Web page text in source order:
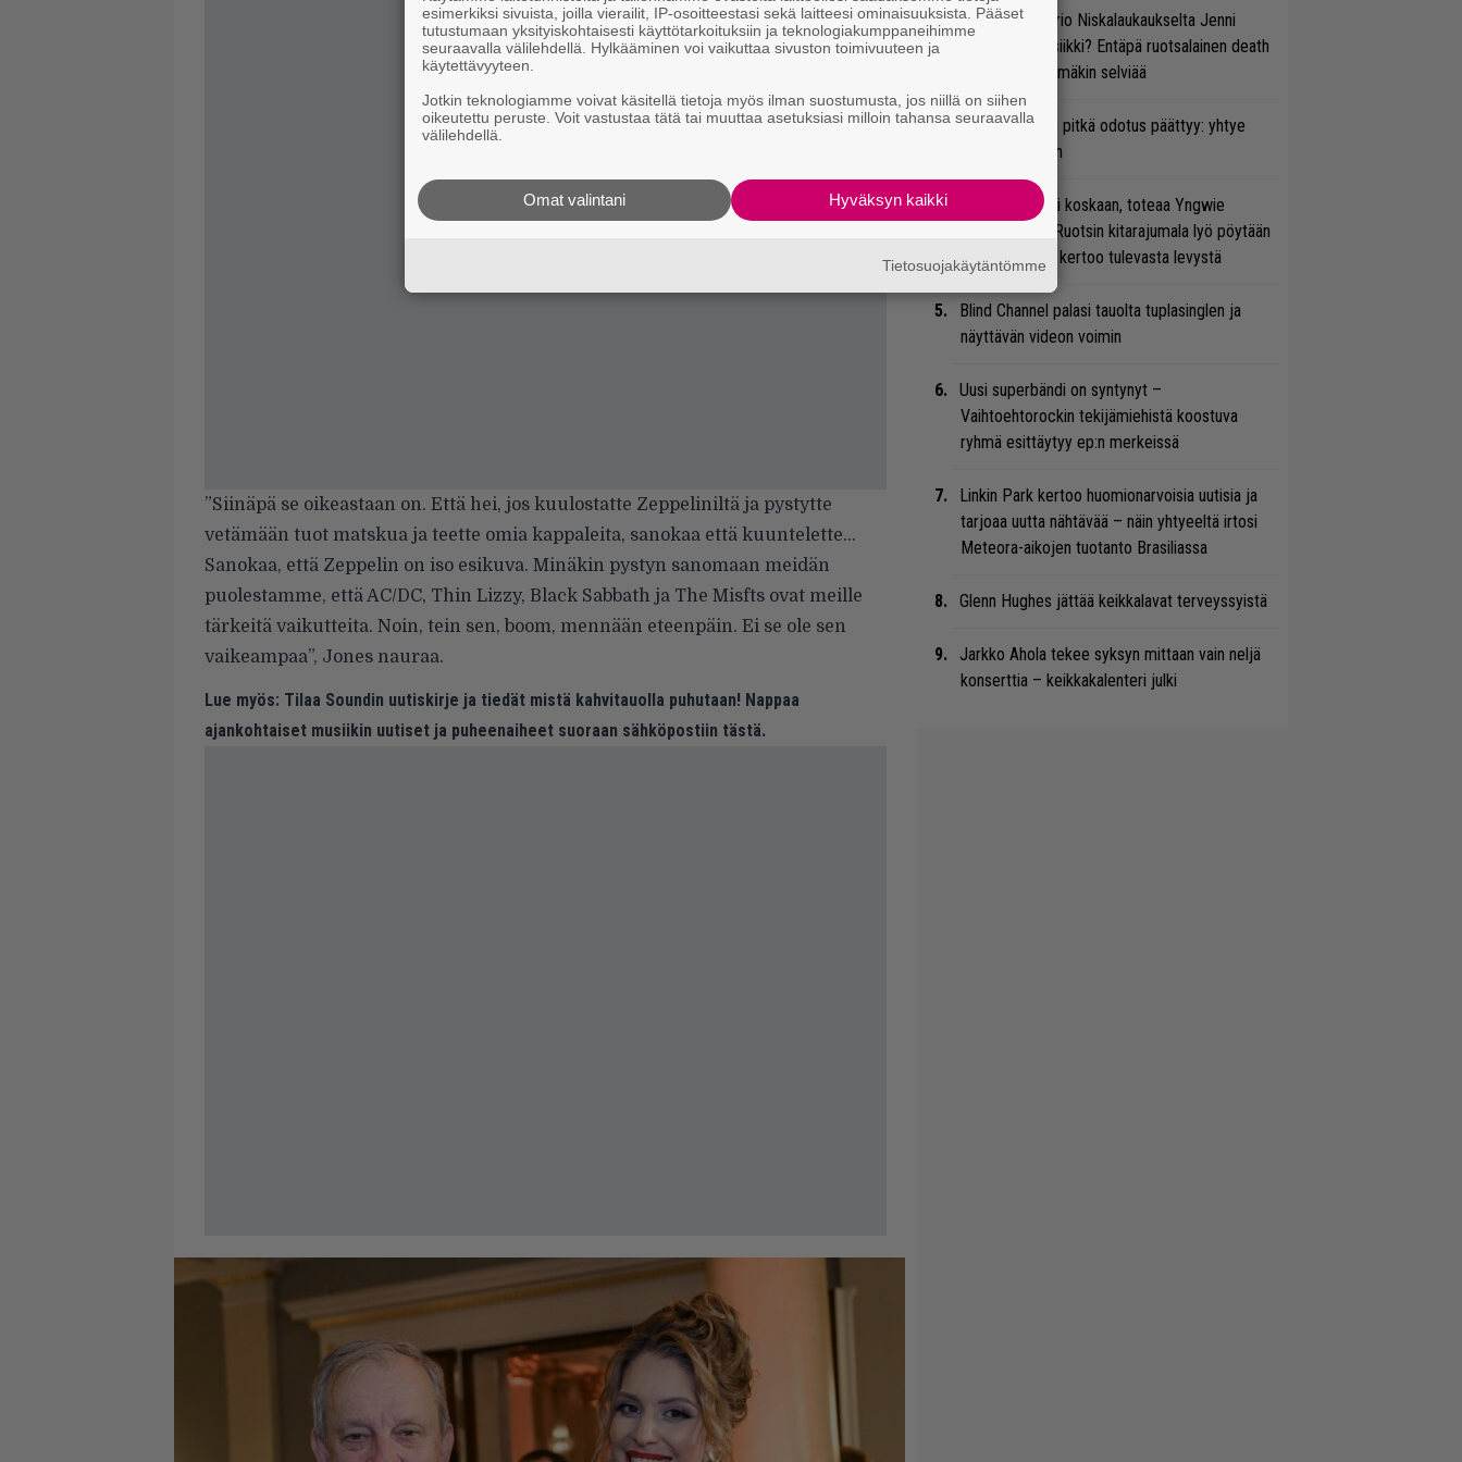
”Siinäpä se oikeastaan on. Että hei, jos kuulostatte Zeppeliniltä ja pystytte
vetämään tuot matskua ja teette omia kappaleita, sanokaa että kuuntelette…
Sanokaa, että Zeppelin on iso esikuva. Minäkin pystyn sanomaan meidän
puolestamme, että AC/DC, Thin Lizzy, Black Sabbath ja The Misfts ovat meille
tärkeitä vaikutteita. Noin, tein sen, boom, mennään eteenpäin. Ei se ole sen
vaikeampaa”, Jones nauraa.
Lue myös: Tilaa Soundin uutiskirje ja tiedät mistä kahvitauolla puhutaan! Nappaa
ajankohtaiset musiikin uutiset ja puheenaiheet suoraan sähköpostiin tästä.
Miten taipuu Trio Niskalaukaukselta Jenni
Vartiaisen musiikki? Entäpä ruotsalainen death
metal? Pian tämäkin selviää
Weezer-fanien pitkä odotus päättyy: yhtye
tulee Suomeen
Se on nyt tai ei koskaan, toteaa Yngwie
Malmsteen – Ruotsin kitarajumala lyö pöytään
uuden biisin ja kertoo tulevasta levystä
Blind Channel palasi tauolta tuplasinglen ja
näyttävän videon voimin
Uusi superbändi on syntynyt –
Vaihtoehtorockin tekijämiehistä koostuva
ryhmä esittäytyy ep:n merkeissä
Linkin Park kertoo huomionarvoisia uutisia ja
tarjoaa uutta nähtävää – näin yhtyeeltä irtosi
Meteora-aikojen tuotanto Brasiliassa
Glenn Hughes jättää keikkalavat terveyssyistä
Jarkko Ahola tekee syksyn mittaan vain neljä
konserttia – keikkakalenteri julki
esimerkiksi sivuista, joilla vierailit, IP-osoitteestasi sekä laitteesi ominaisuuksista. Pääset
tutustumaan yksityiskohtaisesti käyttötarkoituksiin ja teknologiakumppaneihimme
seuraavalla välilehdellä. Hylkääminen voi vaikuttaa sivuston toimivuuteen ja
käytettävyyteen.
Jotkin teknologiamme voivat käsitellä tietoja myös ilman suostumusta, jos niillä on siihen
oikeutettu peruste. Voit vastustaa tätä tai muuttaa asetuksiasi milloin tahansa seuraavalla
välilehdellä.
Hyväksyn kaikki
Omat valintani
Tietosuojakäytäntömme